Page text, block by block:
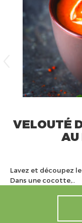
VELOUTÉ
AU
Lavez et découpez
Dans une cocotte,..